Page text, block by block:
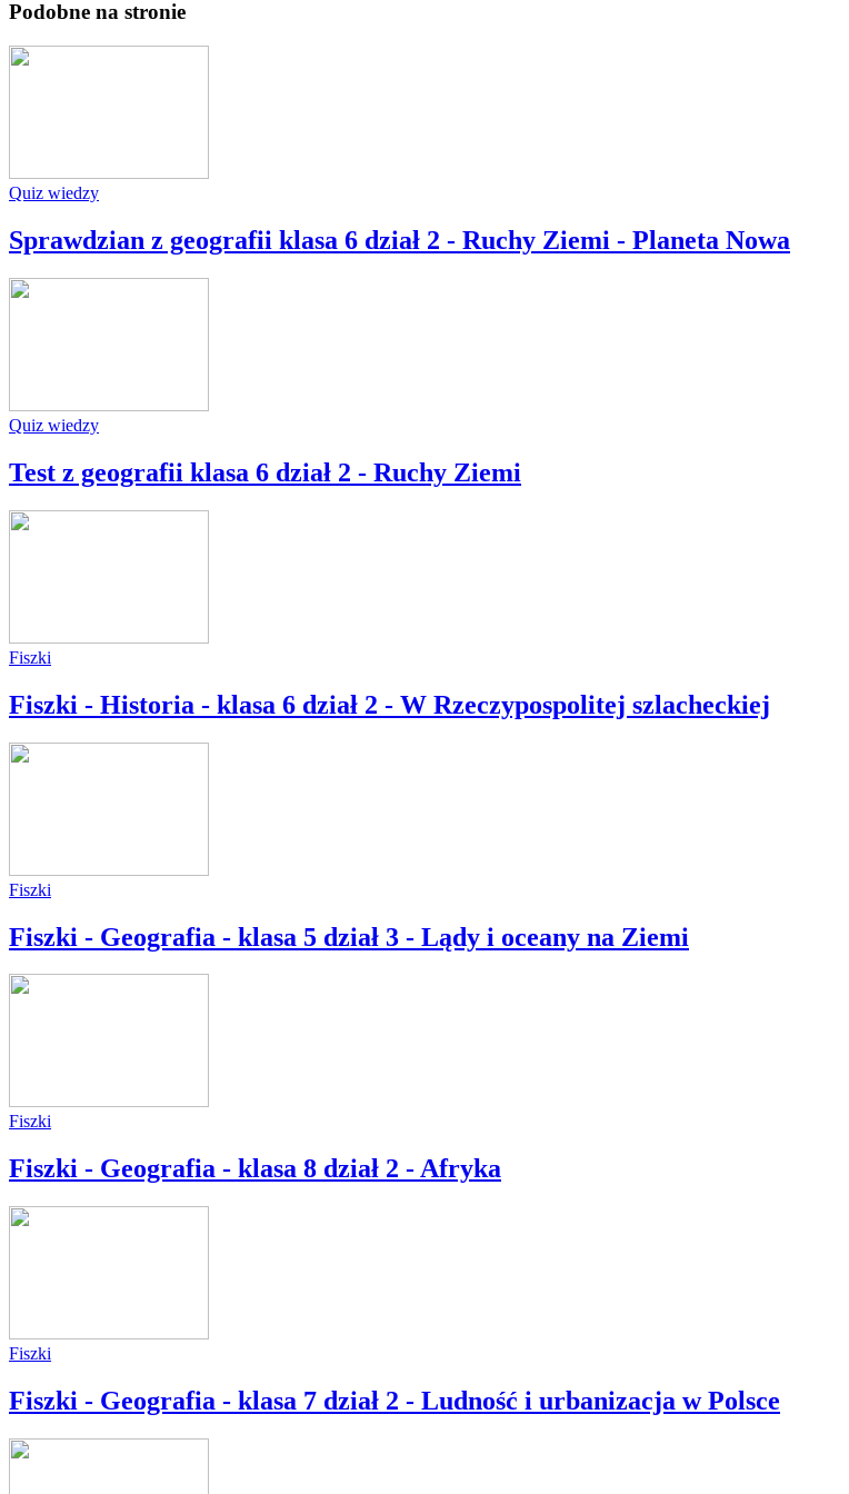
Podobne na stronie
Quiz wiedzy
Sprawdzian z geografii klasa 6 dział 2 - Ruchy Ziemi - Planeta Nowa
Quiz wiedzy
Test z geografii klasa 6 dział 2 - Ruchy Ziemi
Fiszki
Fiszki - Historia - klasa 6 dział 2 - W Rzeczypospolitej szlacheckiej
Fiszki
Fiszki - Geografia - klasa 5 dział 3 - Lądy i oceany na Ziemi
Fiszki
Fiszki - Geografia - klasa 8 dział 2 - Afryka
Fiszki
Fiszki - Geografia - klasa 7 dział 2 - Ludność i urbanizacja w Polsce